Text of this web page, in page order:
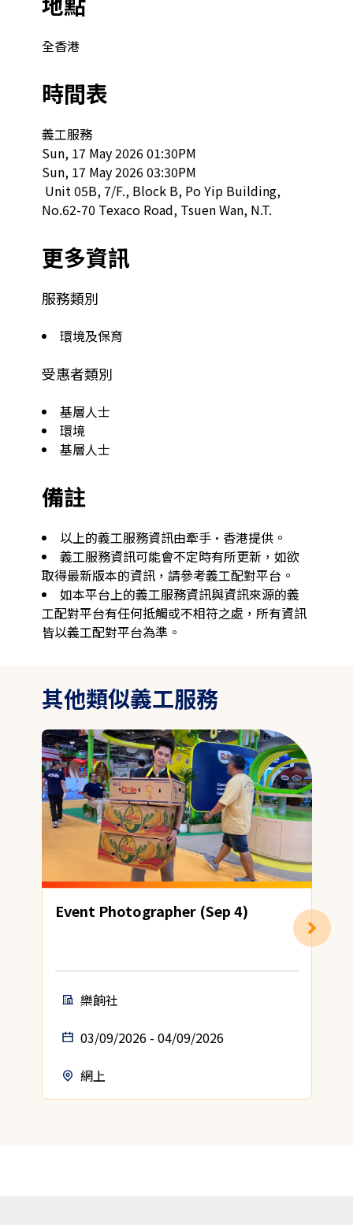
全香港
時間表
義工服務
Sun, 17 May 2026 01:30PM
Sun, 17 May 2026 03:30PM
No.62-70 Texaco Road, Tsuen Wan, N.T.
更多資訊
服務類別
環境及保育
受惠者類別
基層人士
環境
基層人士
備註
以上的義工服務資訊由牽手·香港提供。
義工服務資訊可能會不定時有所更新，如欲
取得最新版本的資訊，請參考義工配對平台。
如本平台上的義工服務資訊與資訊來源的義
工配對平台有任何抵觸或不相符之處，所有資訊
皆以義工配對平台為準。
其他類似義工服務
Event Photographer (Sep 4)
樂餉社
03/09/2026 - 04/09/2026
網上